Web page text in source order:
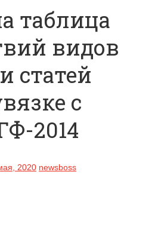
таблица
видов
статей
с
2014
2020 newsboss